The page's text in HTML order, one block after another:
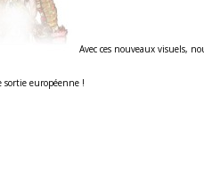
Avec ces nouveaux visuels,
sortie européenne !